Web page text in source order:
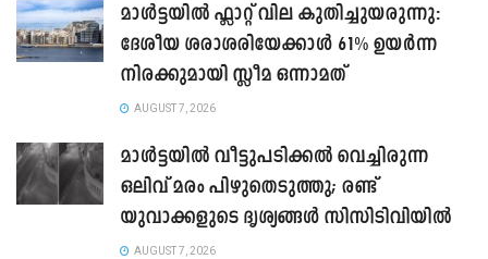
മാൾട്ടയിൽ ഫ്ലാറ്റ് വില കുതിച്ചുയരുന്നു:
ദേശീയ ശരാശരിയേക്കാൾ 61% ഉയർന്ന
നിരക്കുമായി സ്ലീമ ഒന്നാമത്
AUGUST 7, 2026
മാൾട്ടയിൽ വീട്ടുപടിക്കൽ വെച്ചിരുന്ന
ഒലിവ് മരം പിഴുതെടുത്തു; രണ്ട്
യുവാക്കളുടെ ദൃശ്യങ്ങൾ സിസിടിവിയിൽ
AUGUST 7, 2026